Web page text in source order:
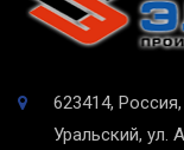
623414,
Уральский, ул.